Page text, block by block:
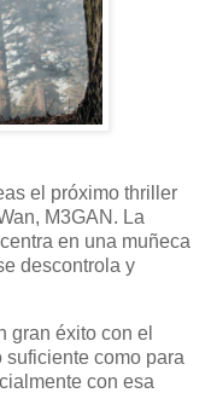
el próximo thriller
M3GAN. La
en una muñeca
descontrola y
gran éxito con el
suficiente como para
con esa